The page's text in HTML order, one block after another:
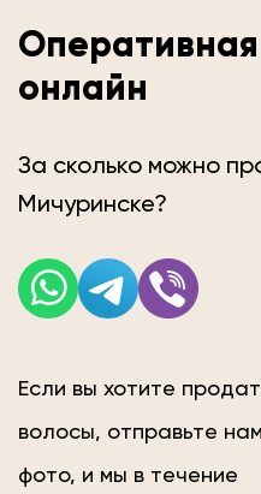
онлайн
За сколько можно
Мичуринске?
Если вы хотите
волосы, отправьте нам
фото, и мы в течение